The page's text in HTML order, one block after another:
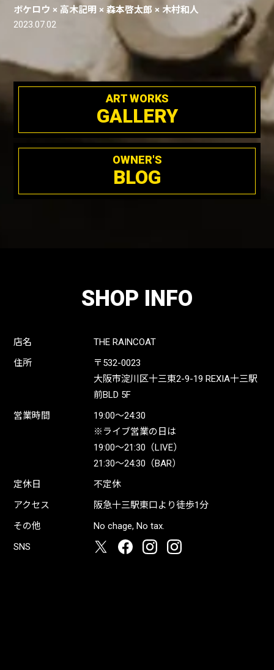
ボケロウ × 高木記明 × 森本啓太郎 × 木村和人
2023.07.02
ART WORKS
GALLERY
OWNER'S
BLOG
SHOP INFO
店名
THE RAINCOAT
住所
〒532-0023
大阪市淀川区十三東2-9-19 REXIA十三駅
前BLD 5F
営業時間
19:00〜24:30
※ライブ営業の日は
19:00〜21:30（LIVE）
21:30〜24:30（BAR）
定休日
不定休
アクセス
阪急十三駅東口より徒歩1分
その他
No chage, No tax.
SNS